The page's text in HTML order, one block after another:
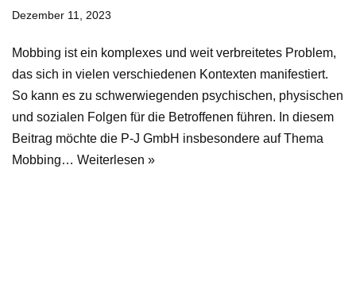
Dezember 11, 2023
Mobbing ist ein komplexes und weit verbreitetes Problem,
das sich in vielen verschiedenen Kontexten manifestiert.
So kann es zu schwerwiegenden psychischen, physischen
und sozialen Folgen für die Betroffenen führen. In diesem
Beitrag möchte die P-J GmbH insbesondere auf Thema
Mobbing… Weiterlesen »